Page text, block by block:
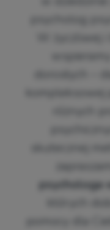
psycholog
W życzliwej
dorosłych –
psychologa
których
pomocy dla